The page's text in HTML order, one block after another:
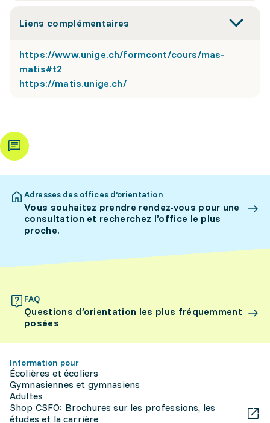
Liens complémentaires
https://www.unige.ch/formcont/cours/mas-
matis#t2
https://matis.unige.ch/
Adresses des offices d’orientation
Vous souhaitez prendre rendez-vous pour une
consultation et recherchez l’office le plus
proche.
FAQ
Questions d’orientation les plus fréquemment
posées
Information pour
Écolières et écoliers
Gymnasiennes et gymnasiens
Adultes
Shop CSFO: Brochures sur les professions, les
études et la carrière